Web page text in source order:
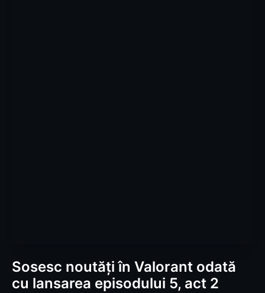
Sosesc noutăți în Valorant odată
cu lansarea episodului 5, act 2